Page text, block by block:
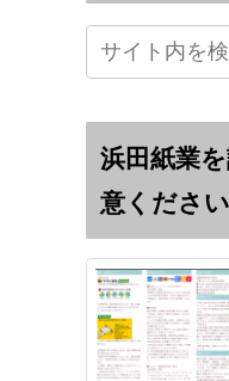
浜田紙業
意ください